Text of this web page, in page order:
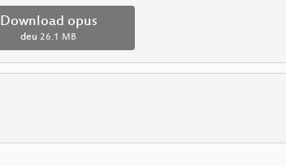
Download opus
deu 26.1 MB